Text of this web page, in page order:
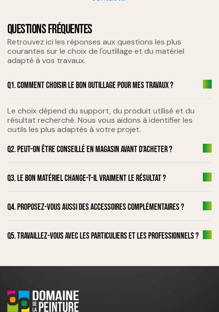
QUESTIONS FRÉQUENTES
Retrouvez ici les réponses aux questions les plus
courantes sur le choix de l'outillage et du matériel
adapté à vos travaux.
Q1. Comment choisir le bon outillage pour mes travaux ?
Le choix dépend du support, du produit utilisé et du
résultat recherché. Nous vous aidons à identifier les
outils les plus adaptés à votre projet.
Q2. Peut-on être conseillé en magasin avant d'acheter ?
Q3. Le bon matériel change-t-il vraiment le résultat ?
Q4. Proposez-vous aussi des accessoires complémentaires ?
Q5. Travaillez-vous avec les particuliers et les professionnels ?